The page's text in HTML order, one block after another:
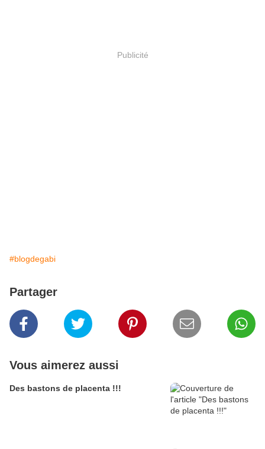
Publicité
#blogdegabi
Partager
Vous aimerez aussi
Des bastons de placenta !!!